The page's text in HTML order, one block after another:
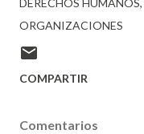
ORGANIZACIONES
COMPARTIR
Comentarios